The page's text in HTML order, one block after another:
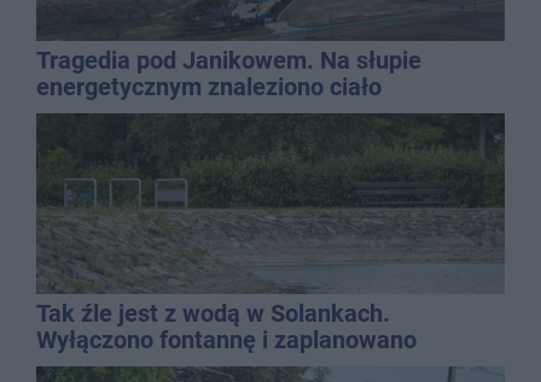
Tragedia pod Janikowem. Na słupie
energetycznym znaleziono ciało
mężczyzny
Tak źle jest z wodą w Solankach.
Wyłączono fontannę i zaplanowano
dolewkę